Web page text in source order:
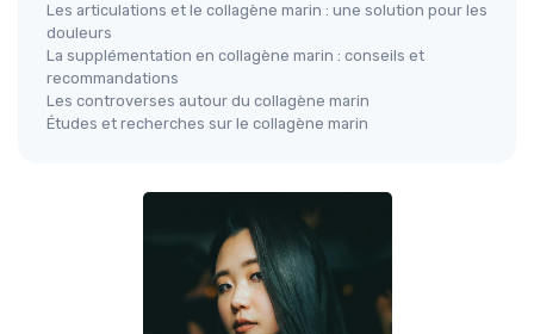
Les articulations et le collagène marin : une solution pour les
douleurs
La supplémentation en collagène marin : conseils et
recommandations
Les controverses autour du collagène marin
Études et recherches sur le collagène marin